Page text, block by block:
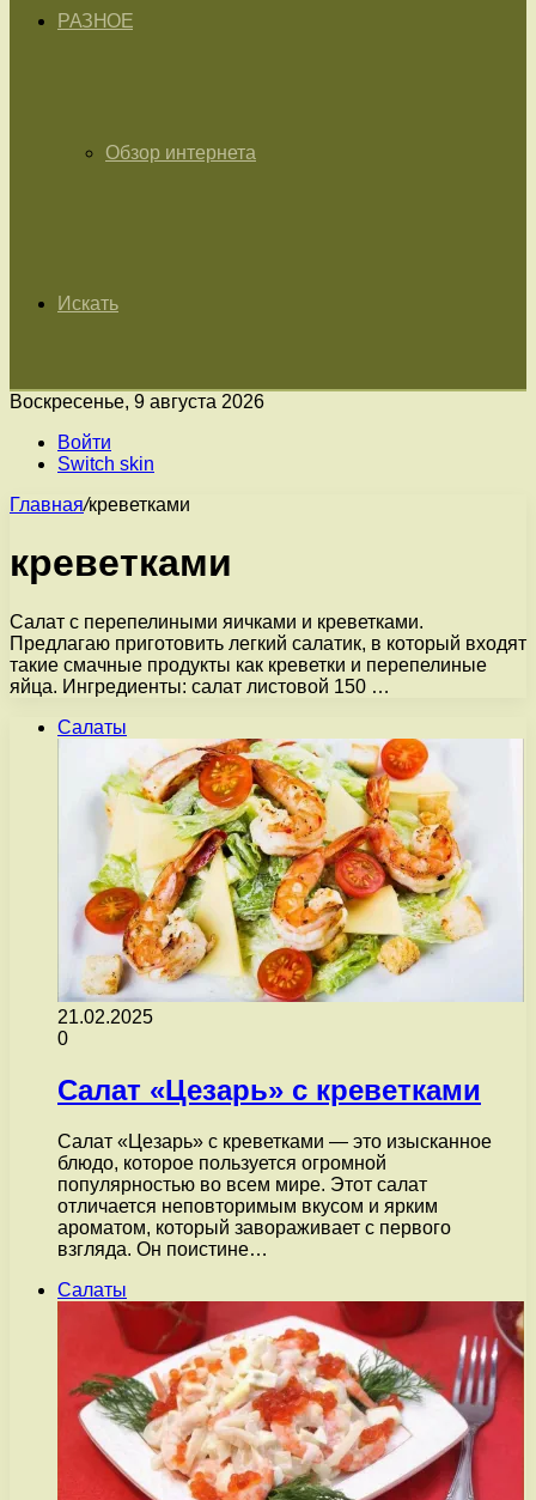
РАЗНОЕ
Обзор интернета
Искать
Воскресенье, 9 августа 2026
Войти
Switch skin
Главная/креветками
креветками
Салат с перепелиными яичками и креветками.
Предлагаю приготовить легкий салатик, в который входят
такие смачные продукты как креветки и перепелиные
яйца. Ингредиенты: салат листовой 150 …
Салаты
21.02.2025
0
Салат «Цезарь» с креветками
Салат «Цезарь» с креветками — это изысканное
блюдо, которое пользуется огромной
популярностью во всем мире. Этот салат
отличается неповторимым вкусом и ярким
ароматом, который завораживает с первого
взгляда. Он поистине…
Салаты